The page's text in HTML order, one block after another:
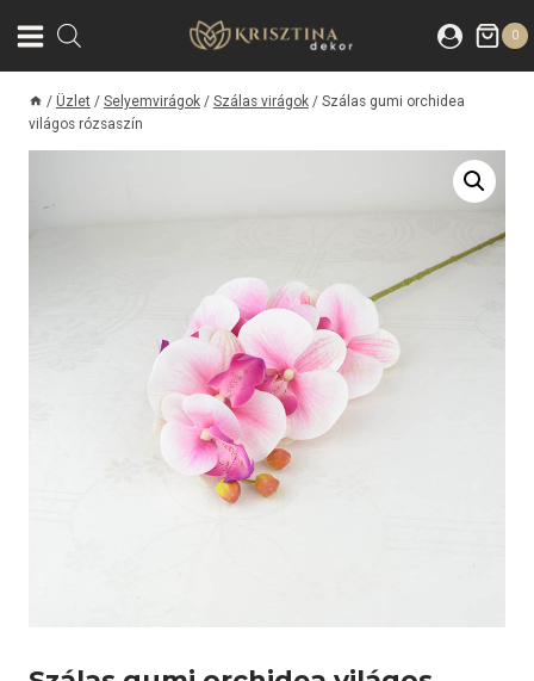
0
/ Üzlet / Selyemvirágok / Szálas virágok / Szálas gumi orchidea
világos rózsaszín